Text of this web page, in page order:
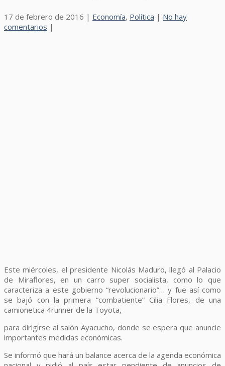
17 de febrero de 2016 | Economía, Política | No hay
comentarios |
Este miércoles, el presidente Nicolás Maduro, llegó al Palacio
de Miraflores, en un carro super socialista, como lo que
caracteriza a este gobierno “revolucionario”… y fue así como
se bajó con la primera “combatiente” Cilia Flores, de una
camionetica 4runner de la Toyota,
para dirigirse al salón Ayacucho, donde se espera que anuncie
importantes medidas económicas.
Se informó que hará un balance acerca de la agenda económica